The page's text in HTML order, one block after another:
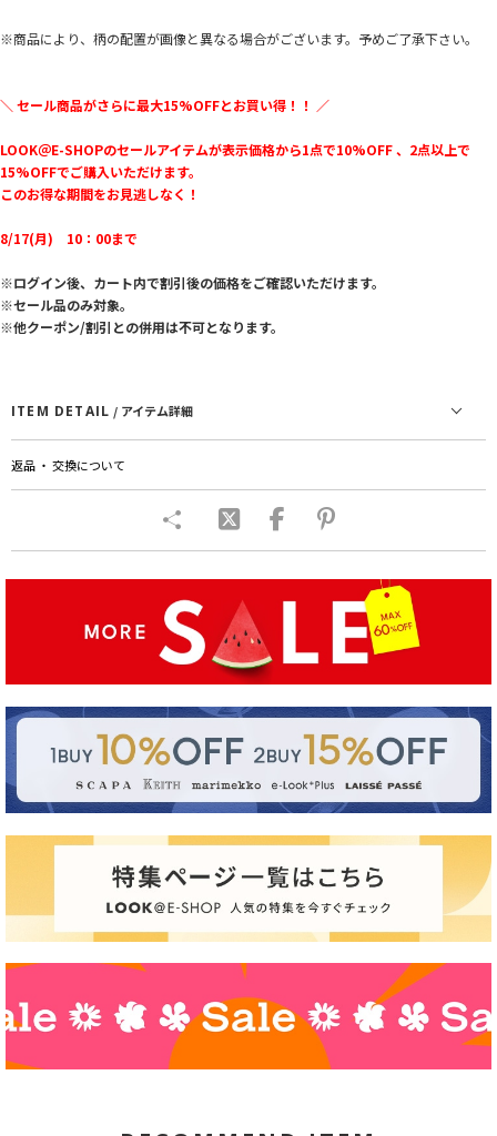
※商品により、柄の配置が画像と異なる場合がございます。予めご了承下さい。
＼ セール商品がさらに最大15%OFFとお買い得！！ ／
LOOK＠E-SHOPのセールアイテムが表示価格から1点で10%OFF 、2点以上で
15%OFFでご購入いただけます。
このお得な期間をお見逃しなく！
8/17(月) 10：00まで
※ログイン後、カート内で割引後の価格をご確認いただけます。
※セール品のみ対象。
※他クーポン/割引との併用は不可となります。
ITEM DETAIL / アイテム詳細
返品 ・ 交換について